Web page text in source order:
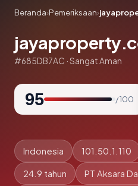
Beranda›Pemeriksaan›
#685DB7AC · Sangat Aman
95 / 100
Indonesia 101.50.1.110
24.9 tahun PT Aksara